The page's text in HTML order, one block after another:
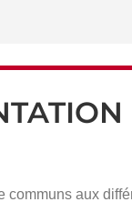
communs aux